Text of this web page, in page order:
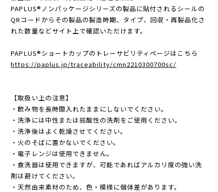
PAPLUS®ノンパッケージシリーズの製品に貼付されるシールの
QRコードからその製品の製造時期、タイプ、回収・再製品化さ
れた数量などサイト上で確認いただけます。
PAPLUS®ショートカップのトレーサビリティページはこちら
https://paplus.jp/traceability/cmn2210300700sc/
【取扱い上の注意】
・飲み物を長時間入れたままにしないでください。
・洗浄には中性または弱酸性の洗剤をご使用ください。
・洗浄後はよく乾燥させてください。
・火のそばに置かないでください。
・電子レンジは使用できません。
・食洗器は使用できますが、可能であればアルカリ度の強い洗
剤は避けてください。
・天然由来素材のため、色・模様に個体差があります。